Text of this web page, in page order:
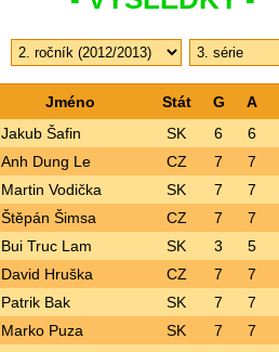
Jméno Stát G
A
Jakub Šafin SK 6
6
Anh Dung Le CZ 7
7
Martin Vodička SK 7
7
Štěpán Šimsa CZ 7
7
Bui Truc Lam SK 3
5
David Hruška CZ 7
7
Patrik Bak SK 7
7
Marko Puza SK 7
7